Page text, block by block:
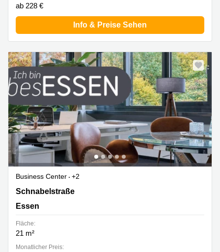
ab 228 €
Info & Preise Sehen
Business Center
+2
Schnabelstraße 1, 9-13A, 17, Essen
Schnabelstraße
Essen
Fläche:
21 m²
Monatlicher Preis: